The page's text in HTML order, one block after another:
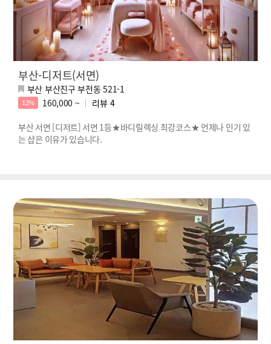
부산-디저트(서면)
부산 부산진구 부전동 521-1
12% 160,000 ~ 리뷰 4
부산 서면 [디저트] 서면 1등★바디릴렉싱 최강코스★ 언제나 인기 있
는 샵은 이유가 있습니다.